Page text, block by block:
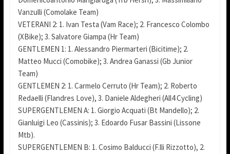
Vanzulli (Comolake Team)
VETERANI 2: 1. Ivan Testa (Vam Race); 2. Francesco Colombo
(XBike); 3. Salvatore Giampa (Hr Team)
GENTLEMEN 1: 1. Alessandro Piermarteri (Bicitime); 2.
Matteo Mucci (Comobike); 3. Andrea Ganassi (Gb Junior
Team)
GENTLEMEN 2: 1. Carmelo Cerruto (Hr Team); 2. Roberto
Redaelli (Flandres Love), 3. Daniele Aldegheri (All4 Cycling)
SUPERGENTLEMEN A: 1. Giorgio Acquati (Bt Mandello); 2.
Gianluigi Leo (Cassinis); 3. Edoardo Fusar Bassini (Lissone
Mtb).
SUPERGENTLEMEN B: 1. Cosimo Balducci (F.lli Rizzotto), 2.